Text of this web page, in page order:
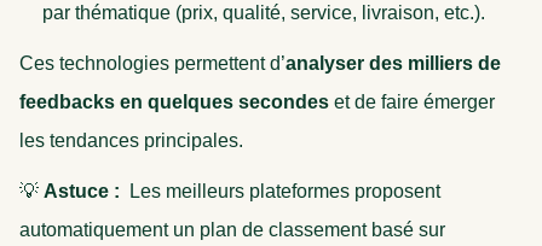
par thématique (prix, qualité, service, livraison, etc.).
Ces technologies permettent d’analyser des milliers de
feedbacks en quelques secondes et de faire émerger
les tendances principales.
💡 Astuce : Les meilleurs plateformes proposent
automatiquement un plan de classement basé sur